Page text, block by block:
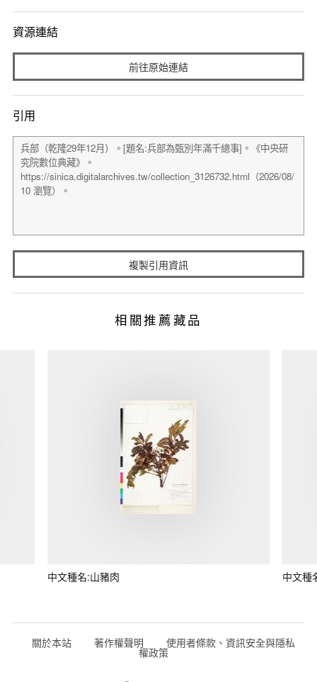
資源連結
前往原始連結
引用
複製引用資訊
相關推薦藏品
中文種名:山豬肉 中文種
關於本站 著作權聲明 使用者條款、資訊安全與隱私
權政策